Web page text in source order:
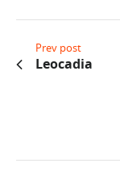
Prev post
Leocadia